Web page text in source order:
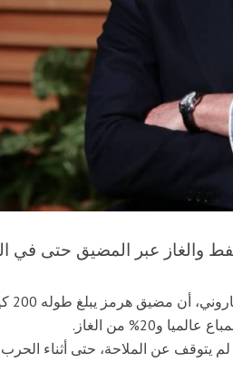
والغاز عبر المضيق حتى في
يتوقف عن الملاحة، حتى أثناء الحرب